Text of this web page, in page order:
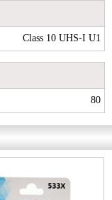
Class 10 UHS-I U1
80